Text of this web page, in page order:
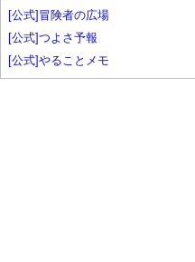
[公式]冒険者の広場
[公式]つよさ予報
[公式]やることメモ